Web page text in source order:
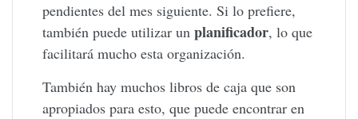
pendientes del mes siguiente. Si lo prefiere,
también puede utilizar unplanificador, lo que
facilitará mucho esta organización.
También hay muchos libros de caja que son
apropiados para esto, que puede encontrar en